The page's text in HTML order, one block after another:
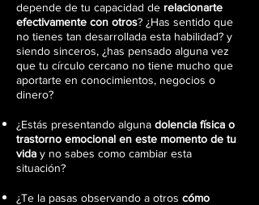
depende de tu capacidad de relacionarte
efectivamente con otros? ¿Has sentido que
no tienes tan desarrollada esta habilidad? y
siendo sinceros, ¿has pensado alguna vez
que tu círculo cercano no tiene mucho que
aportarte en conocimientos, negocios o
dinero?
¿Estás presentando alguna dolencia física o
trastorno emocional en este momento de tu
vida y no sabes como cambiar esta
situación?
¿Te la pasas observando a otros cómo